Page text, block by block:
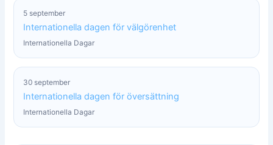
5 september
Internationella dagen för välgörenhet
Internationella Dagar
30 september
Internationella dagen för översättning
Internationella Dagar